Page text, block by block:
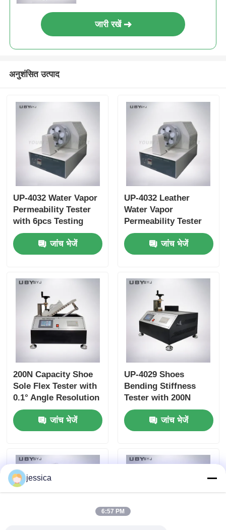
जारी रखें
अनुशंसित उत्पाद
UP-4032 Water Vapor
Permeability Tester
with 6pcs Testing
Bottle, 75 ±5cpm
Bottles Holder Speed,
and 30±1 mm Bottle
Leather and Textile
जांच भेजें
UP-4032 Leather
Water Vapor
Permeability Tester
with 6pcs Testing
Bottle for Footwear
EN ISO 20344 SATRA
जांच भेजें
200N Capacity Shoe
Sole Flex Tester with
0.1° Angle Resolution
and Adjustable
Bending Speed for
Footwear Quality
जांच भेजें
UP-4029 Shoes
Bending Stiffness
Tester with 200N
Capacity Adjustable
Bending Speed and
High Precision Angle
Footwear Testing
जांच भेजें
jessica
6:57 PM